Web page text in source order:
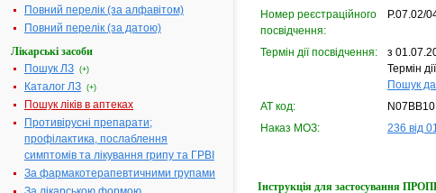
Повний перелік (за алфавітом)
Повний перелік (за датою)
Лікарські засоби
Пошук ЛЗ (+)
Каталог ЛЗ (+)
Пошук ліків в аптеках
Противірусні препарати;
профілактика, послаблення
симптомів та лікування грипу та ГРВІ
За фармакотерапевтичними групами
Номер реєстраційного
посвідчення:
Р.07.02/
Термін дії посвідчення:
з
Термін
Пошук
АТ код:
N07BB10
Наказ МОЗ:
236 від
Інструкція для застосування